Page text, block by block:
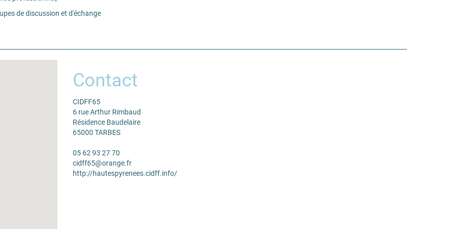
de discussion et d'échange
Contact
CIDFF65
6 rue Arthur Rimbaud
Résidence Baudelaire
65000 TARBES
05 62 93 27 70
cidff65@orange.fr
http://hautespyrenees.cidff.info/